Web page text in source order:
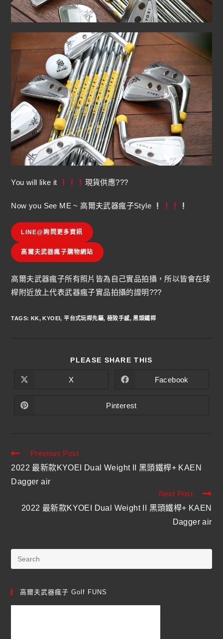
You will like it 現貨供應???
Now you See ME ~ 高爾夫武器瘋子Style
LINE@詢問更多資訊
高爾夫武器瘋子購物網站
高爾夫武器瘋子所有照片皆為自己實品拍攝，所以皆會在球
桿附近放上代表武器瘋子實品拍攝的證明???
TAGS: KK, KYOEI, 平台式玩桿先驅, 極致手感, 黑頭鐵桿
PLEASE SHARE THIS
X Facebook
Pinterest
Previous Post
2022 最新款KYOEI Dual Weight II 黑頭鐵桿+ KAEN
Dagger air
Next Post
2022 最新款KYOEI Dual Weight II 黑頭鐵桿+ KAEN
Dagger air
高爾夫武器瘋子 Golf FUNS